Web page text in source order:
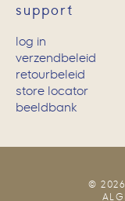
support
log in
verzendbeleid
retourbeleid
store locator
beeldbank
© 2026